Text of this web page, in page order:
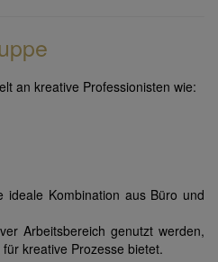
an kreative Professionisten wie:
ideale Kombination aus Büro und
Arbeitsbereich genutzt werden,
kreative Prozesse bietet.